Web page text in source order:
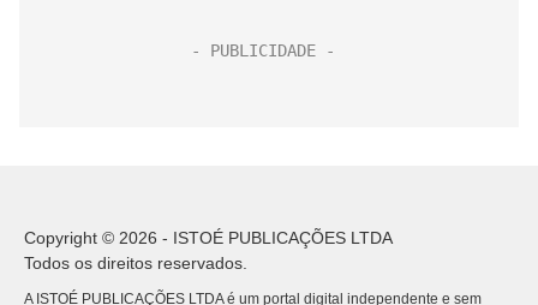
Copyright © 2026 - ISTOÉ PUBLICAÇÕES LTDA
Todos os direitos reservados.
A ISTOÉ PUBLICAÇÕES LTDA é um portal digital independente e sem